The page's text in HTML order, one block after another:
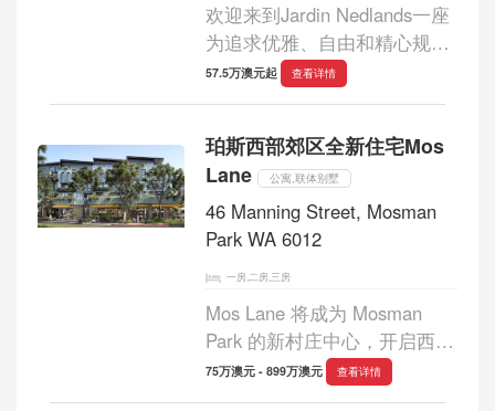
欢迎来到Jardin Nedlands一座
为追求优雅、自由和精心规划
生活的人士打造的珍稀建筑。
它由澳大利亚著名的Hassell
斯中央商务区的壮丽景色，拥
有宽敞的室内空间...
57.5万澳元起 查看详情
珀斯西部郊区全新住宅Mos
Lane
公寓,联体别墅
46 Manning Street, Mosman
Park WA 6012
一房,二房,三房
Mos Lane 将成为 Mosman
Park 的新村庄中心，开启西部
郊区生活的新时代。一套全新
的住宅和充满活力的零售、餐
75万澳元 - 899万澳元 查看详情